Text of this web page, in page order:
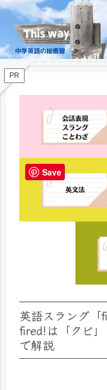
PR
英語スラング「
fired!は「クビ
で解説
Save